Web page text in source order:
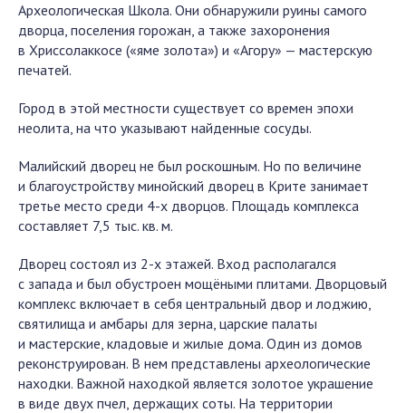
Археологическая Школа. Они обнаружили руины самого
дворца, поселения горожан, а также захоронения
в Хриссолаккосе («яме золота») и «Агору» — мастерскую
печатей.
Город в этой местности существует со времен эпохи
неолита, на что указывают найденные сосуды.
Малийский дворец не был роскошным. Но по величине
и благоустройству минойский дворец в Крите занимает
третье место среди 4-х дворцов. Площадь комплекса
составляет 7,5 тыс. кв. м.
Дворец состоял из 2-х этажей. Вход располагался
с запада и был обустроен мощёными плитами. Дворцовый
комплекс включает в себя центральный двор и лоджию,
святилища и амбары для зерна, царские палаты
и мастерские, кладовые и жилые дома. Один из домов
реконструирован. В нем представлены археологические
находки. Важной находкой является золотое украшение
в виде двух пчел, держащих соты. На территории